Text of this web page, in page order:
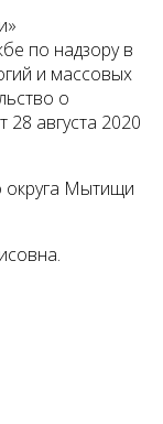
по надзору в
и массовых
о
августа 2020
округа Мытищи